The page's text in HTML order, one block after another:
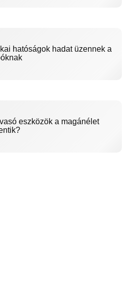
hatóságok hadat üzennek a
eszközök a magánélet